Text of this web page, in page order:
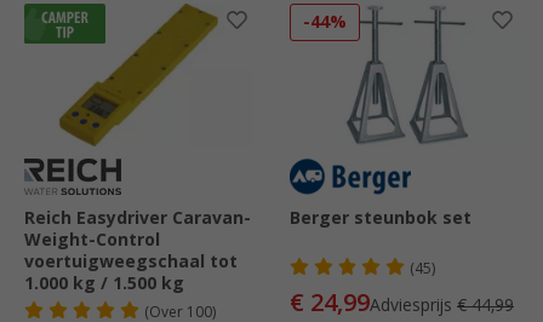
Reich Easydriver Caravan-
Weight-Control
voertuigweegschaal tot
1.000 kg / 1.500 kg
(Over100)
-44%
Berger steunbok set
(45)
€ 24,99Adviesprijs € 44,99